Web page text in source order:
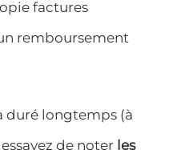
factures
remboursement
duré longtemps (à
de noter les